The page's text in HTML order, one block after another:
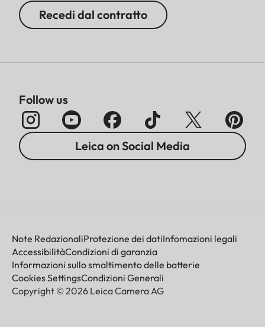
Recedi dal contratto
Follow us
Leica on Social Media
Note RedazionaliProtezione dei datiInfomazioni legali
AccessibilitàCondizioni di garanzia
Informazioni sullo smaltimento delle batterie
Cookies SettingsCondizioni Generali
Copyright © 2026 Leica Camera AG